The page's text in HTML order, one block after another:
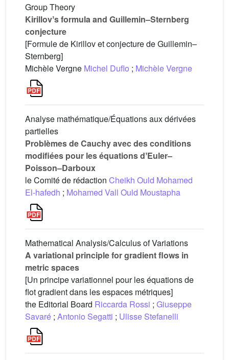
Group Theory
Kirillovʼs formula and Guillemin–Sternberg
conjecture
[Formule de Kirillov et conjecture de Guillemin–
Sternberg]
Michèle Vergne Michel Duflo ; Michèle Vergne
Analyse mathématique/Équations aux dérivées
partielles
Problèmes de Cauchy avec des conditions
modifiées pour les équations dʼEuler–
Poisson–Darboux
le Comité de rédaction Cheikh Ould Mohamed
El-hafedh ; Mohamed Vall Ould Moustapha
Mathematical Analysis/Calculus of Variations
A variational principle for gradient flows in
metric spaces
[Un principe variationnel pour les équations de
flot gradient dans les espaces métriques]
the Editorial Board Riccarda Rossi ; Giuseppe
Savaré ; Antonio Segatti ; Ulisse Stefanelli